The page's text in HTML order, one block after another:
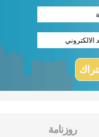
روزنامة